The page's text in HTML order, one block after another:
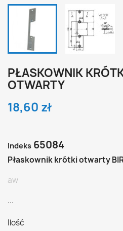
PŁASKOWNIK
OTWARTY
18,60 zł
Indeks 65084
Płaskownik krótki otwarty
aw
...
Ilość